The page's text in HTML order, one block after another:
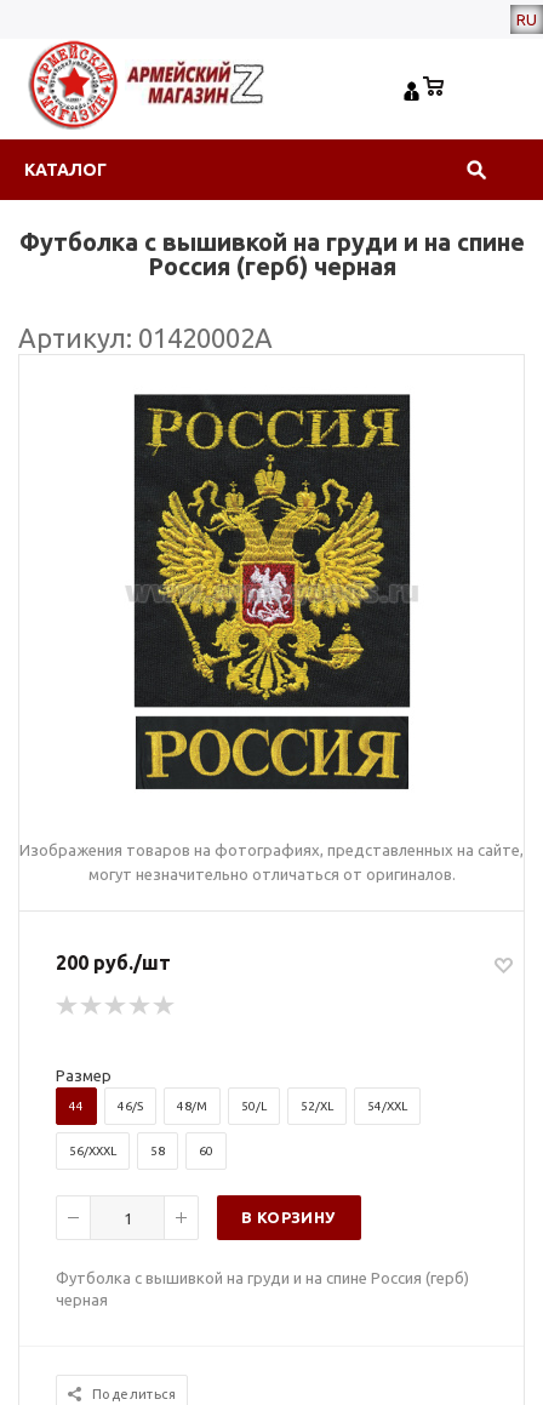
RU
КАТАЛОГ
Футболка с вышивкой на груди и на спине
Россия (герб) черная
Артикул: 01420002А
Изображения товаров на фотографиях, представленных на сайте,
могут незначительно отличаться от оригиналов.
200 руб./шт
Размер
44 46/S 48/M 50/L 52/XL 54/XXL
56/XXXL 58 60
В КОРЗИНУ
Футболка с вышивкой на груди и на спине Россия (герб)
черная
Поделиться